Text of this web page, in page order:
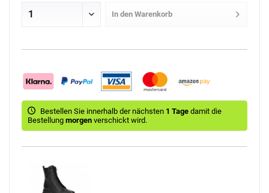
In den Warenkorb
Bestellen Sie innerhalb der nächsten 1 Tage damit die
Bestellung morgen verschickt wird.